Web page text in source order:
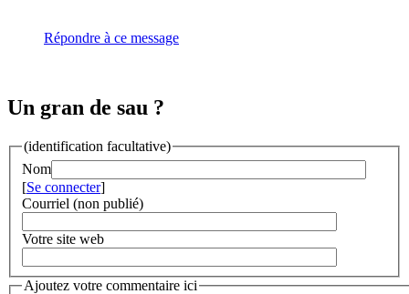
Répondre à ce message
Un gran de sau ?
(identification facultative)
Nom
[Se connecter]
Courriel (non publié)
Votre site web
Ajoutez votre commentaire ici